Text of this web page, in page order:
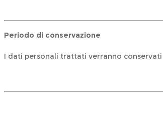
Periodo di conservazione
I dati personali trattati verranno